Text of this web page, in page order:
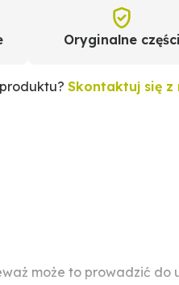
Oryginalne części
Skontaktuj się
może to prowadzić do